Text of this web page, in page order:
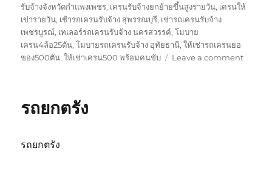
รับจ้างจังหวัดกำแพงเพชร, เครนรับจ้างยกย้ายขึ้นสูงรายวัน, เครนให้
เข่ารายวัน, เช้ารถเครนรับจ้าง สุพรรณบุรี, เช่ารถเครนรับจ้าง
เพชรบูรณ์, เทเลอร์รถเครนรับจ้าง นครสวรรค์,โมบาย
เครน4ล้อ25ตัน,โมบายรถเครนรับจ้าง อุทัยธานี,ให้เช่ารถเครนยอ
ของ500ตัน,ให้เช่าเครน500 พร้อมคนขับ Leave a commenton
รถยกตรัง
รถยกตรัง